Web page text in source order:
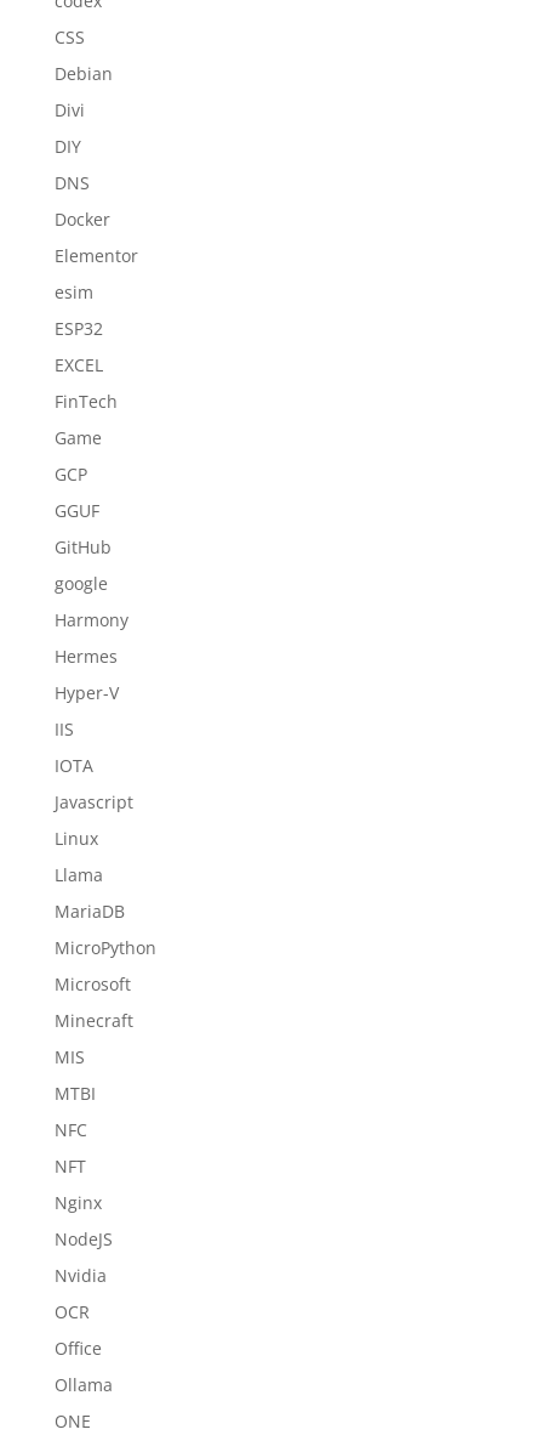
CSS
Debian
Divi
DIY
DNS
Docker
Elementor
esim
ESP32
EXCEL
FinTech
Game
GCP
GGUF
GitHub
google
Harmony
Hermes
Hyper-V
IIS
IOTA
Javascript
Linux
Llama
MariaDB
MicroPython
Microsoft
Minecraft
MIS
MTBI
NFC
NFT
Nginx
NodeJS
Nvidia
OCR
Office
Ollama
ONE